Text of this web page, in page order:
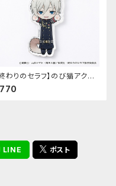
終わりのセラフ】のび猫アクリ
ーホルダー（柊深夜）
LINE ポスト